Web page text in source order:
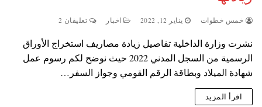
خمس خطوات يناير 12, 2022 اخبار تعليقان 2
نشرت وزارة الداخلية تفاصيل زيادة مصاريف استخراج الأوراق
الرسمية من السجل المدني 2022 حيث نوضح لكم رسوم عمل
شهادة الميلاد وبطاقة الرقم القومي وجواز السفر…
اقرأ المزيد